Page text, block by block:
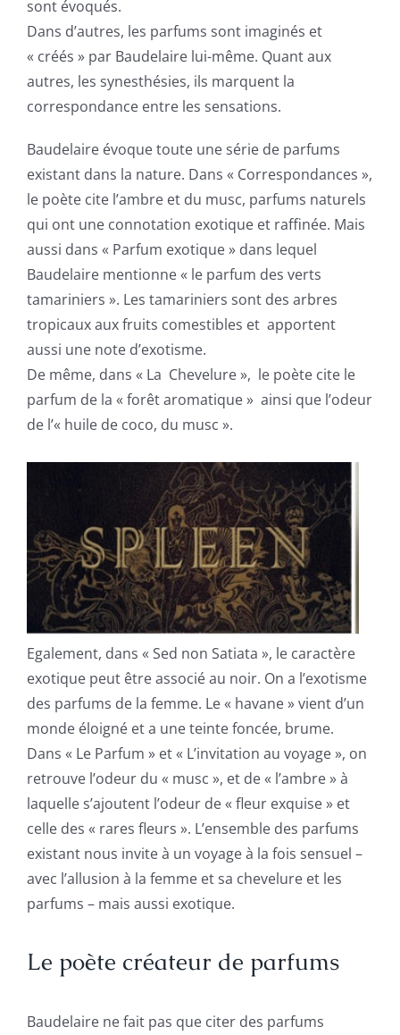
sont évoqués.
Dans d’autres, les parfums sont imaginés et
« créés » par Baudelaire lui-même. Quant aux
autres, les synesthésies, ils marquent la
correspondance entre les sensations.
Baudelaire évoque toute une série de parfums
existant dans la nature. Dans « Correspondances »,
le poète cite l’ambre et du musc, parfums naturels
qui ont une connotation exotique et raffinée. Mais
aussi dans « Parfum exotique » dans lequel
Baudelaire mentionne « le parfum des verts
tamariniers ». Les tamariniers sont des arbres
tropicaux aux fruits comestibles et apportent
aussi une note d’exotisme.
De même, dans « La Chevelure », le poète cite le
parfum de la « forêt aromatique » ainsi que l’odeur
de l’« huile de coco, du musc ».
Egalement, dans « Sed non Satiata », le caractère
exotique peut être associé au noir. On a l’exotisme
des parfums de la femme. Le « havane » vient d’un
monde éloigné et a une teinte foncée, brume.
Dans « Le Parfum » et « L’invitation au voyage », on
retrouve l’odeur du « musc », et de « l’ambre » à
laquelle s’ajoutent l’odeur de « fleur exquise » et
celle des « rares fleurs ». L’ensemble des parfums
existant nous invite à un voyage à la fois sensuel –
avec l’allusion à la femme et sa chevelure et les
parfums – mais aussi exotique.
Le poète créateur de parfums
Baudelaire ne fait pas que citer des parfums